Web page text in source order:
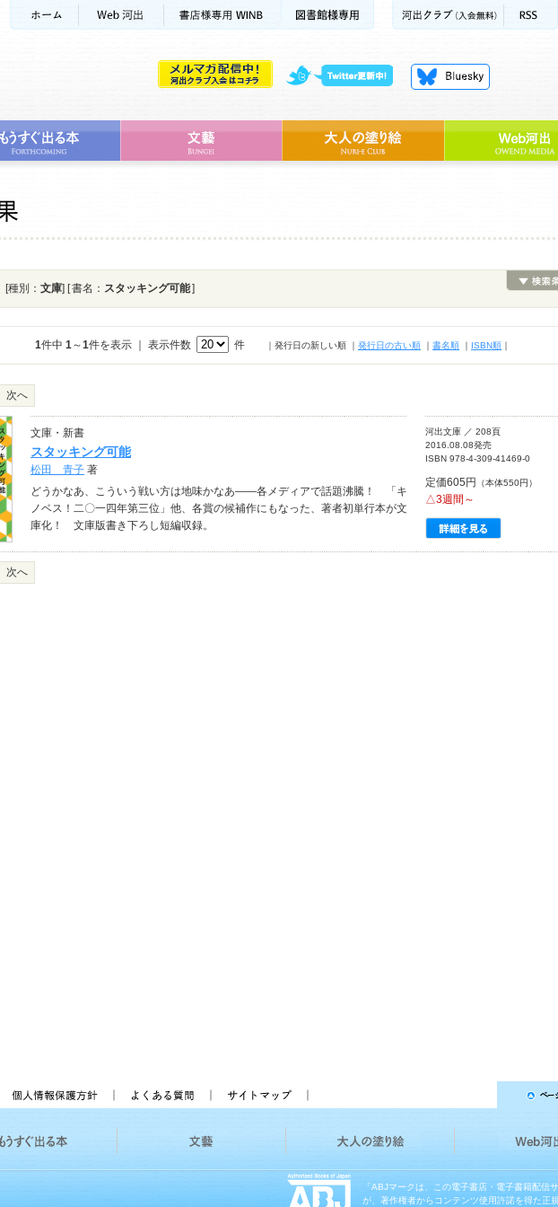
[種別： 文庫] [ 書名： スタッキング可能]
1件中 1～1件を表示 ｜ 表示件数 件 ｜発行日の新しい順 ｜ 発行日の古い順 ｜ 書名順 ｜ ISBN順 ｜
次へ
文庫・新書
スタッキング可能
松田 青子 著
どうかなあ、こういう戦い方は地味かなあ――各メディアで話題沸騰！ 「キ
ノベス！二〇一四年第三位」他、各賞の候補作にもなった、著者初単行本が文
庫化！ 文庫版書き下ろし短編収録。
河出文庫 ／ 208頁
2016.08.08発売
ISBN 978-4-309-41469-0
定価605円 （本体550円）
△3週間～
次へ
「ABJマークは、この電子書店・電子書籍配信
が、著作権者からコンテンツ使用許諾を得た正